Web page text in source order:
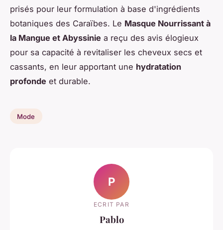
prisés pour leur formulation à base d'ingrédients
botaniques des Caraïbes. Le Masque Nourrissant à
la Mangue et Abyssinie a reçu des avis élogieux
pour sa capacité à revitaliser les cheveux secs et
cassants, en leur apportant une hydratation
profonde et durable.
Mode
P
ECRIT PAR
Pablo